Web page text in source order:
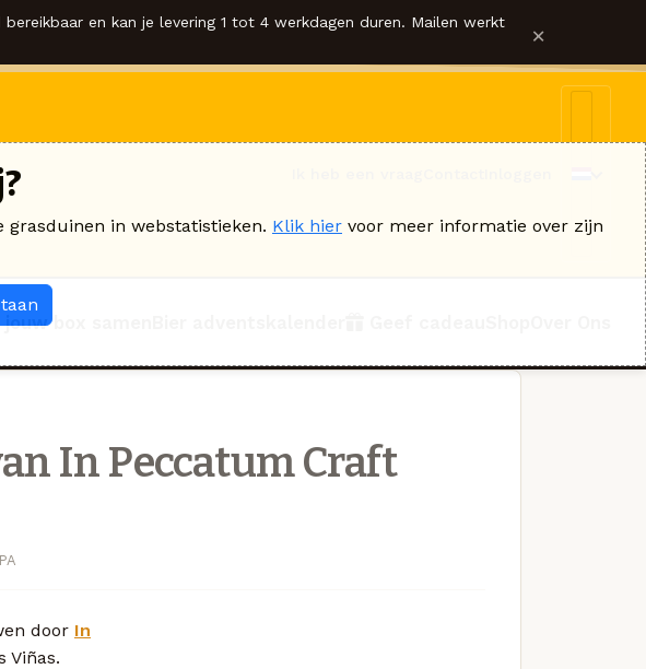
en kan je levering 1 tot 4 werkdagen duren. Mailen werkt ×
box samen
In Peccatum Craft
door In
Viñas.
in webstatistieken. Klik hier voor meer informatie over zijn